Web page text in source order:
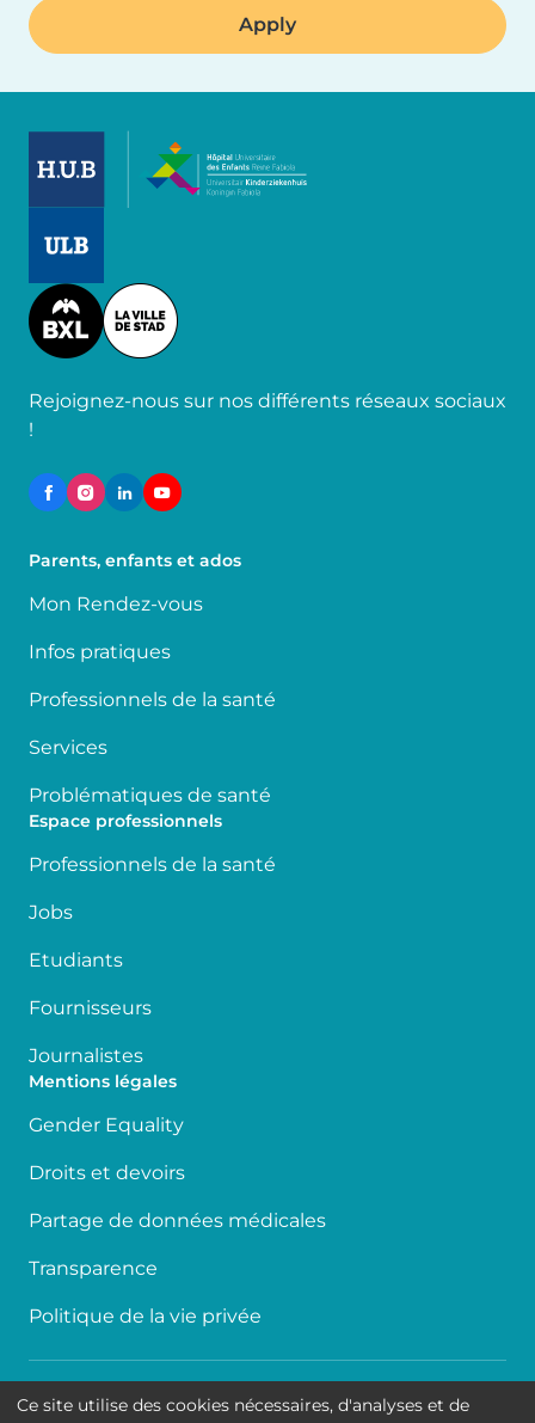
Image
Rejoignez-nous sur nos différents réseaux sociaux
!
Parents, enfants et ados
Mon Rendez-vous
Infos pratiques
Professionnels de la santé
Services
Problématiques de santé
Espace professionnels
Professionnels de la santé
Jobs
Etudiants
Fournisseurs
Journalistes
Mentions légales
Gender Equality
Droits et devoirs
Partage de données médicales
Transparence
Politique de la vie privée
Accessibilité
Ce site utilise des cookies nécessaires, d'analyses et de